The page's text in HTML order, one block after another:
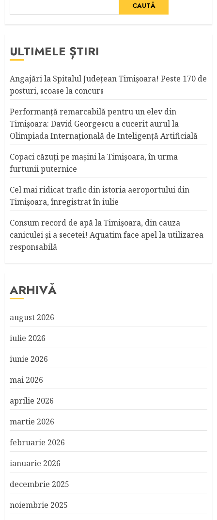
CAUTĂ
ULTIMELE ȘTIRI
Angajări la Spitalul Judeţean Timişoara! Peste 170 de
posturi, scoase la concurs
Performanță remarcabilă pentru un elev din
Timișoara: David Georgescu a cucerit aurul la
Olimpiada Internațională de Inteligență Artificială
Copaci căzuţi pe maşini la Timişoara, în urma
furtunii puternice
Cel mai ridicat trafic din istoria aeroportului din
Timişoara, înregistrat în iulie
Consum record de apă la Timişoara, din cauza
caniculei şi a secetei! Aquatim face apel la utilizarea
responsabilă
ARHIVĂ
august 2026
iulie 2026
iunie 2026
mai 2026
aprilie 2026
martie 2026
februarie 2026
ianuarie 2026
decembrie 2025
noiembrie 2025